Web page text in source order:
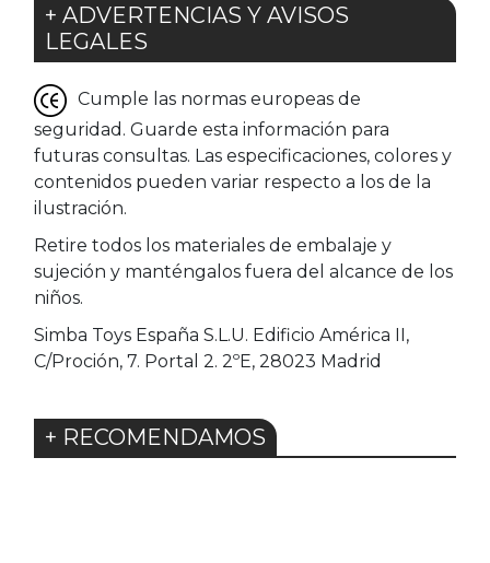
+ ADVERTENCIAS Y AVISOS
LEGALES
Cumple las normas europeas de
seguridad. Guarde esta información para
futuras consultas. Las especificaciones, colores y
contenidos pueden variar respecto a los de la
ilustración.
Retire todos los materiales de embalaje y
sujeción y manténgalos fuera del alcance de los
niños.
Simba Toys España S.L.U. Edificio América II,
C/Proción, 7. Portal 2. 2ºE, 28023 Madrid
+ RECOMENDAMOS